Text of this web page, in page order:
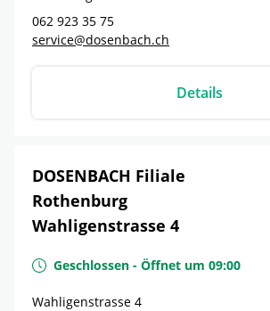
062 923 35 75
service@dosenbach.ch
Details
DOSENBACH Filiale
Rothenburg
Wahligenstrasse 4
Geschlossen - Öffnet um 09:00
Wahligenstrasse 4